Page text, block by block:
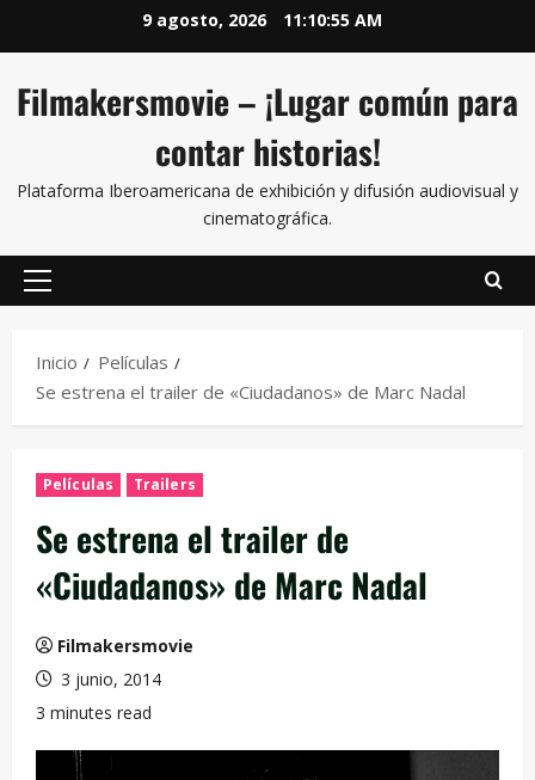
9 agosto, 2026 11:10:56 AM
Filmakersmovie – ¡Lugar común para
contar historias!
Plataforma Iberoamericana de exhibición y difusión audiovisual y
cinematográfica.
Inicio
Películas
Se estrena el trailer de «Ciudadanos» de Marc Nadal
Películas Trailers
Se estrena el trailer de
«Ciudadanos» de Marc Nadal
Filmakersmovie
3 junio, 2014
3 minutes read